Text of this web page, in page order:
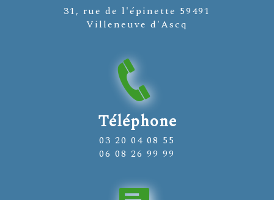
31, rue de l'épinette 59491
Villeneuve d'Ascq
Téléphone
03 20 04 08 55
06 08 26 99 99